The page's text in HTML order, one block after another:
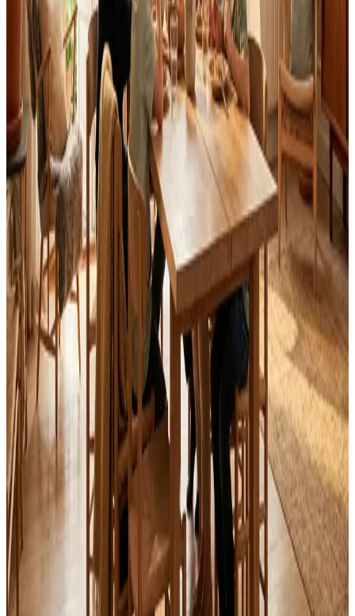
Landsdækkende service
Alle mærker og systemer
Indhent tilbud
70 60 30 04